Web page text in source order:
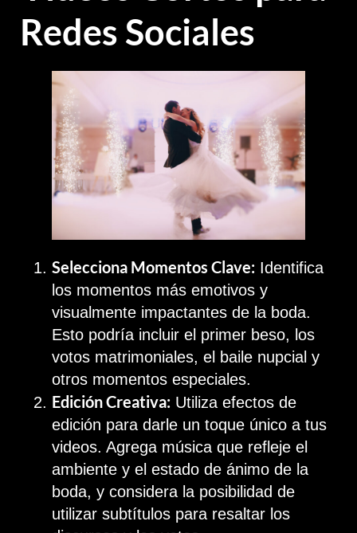
Redes Sociales
Selecciona Momentos Clave: Identifica
los momentos más emotivos y
visualmente impactantes de la boda.
Esto podría incluir el primer beso, los
votos matrimoniales, el baile nupcial y
otros momentos especiales.
Edición Creativa: Utiliza efectos de
edición para darle un toque único a tus
videos. Agrega música que refleje el
ambiente y el estado de ánimo de la
boda, y considera la posibilidad de
utilizar subtítulos para resaltar los